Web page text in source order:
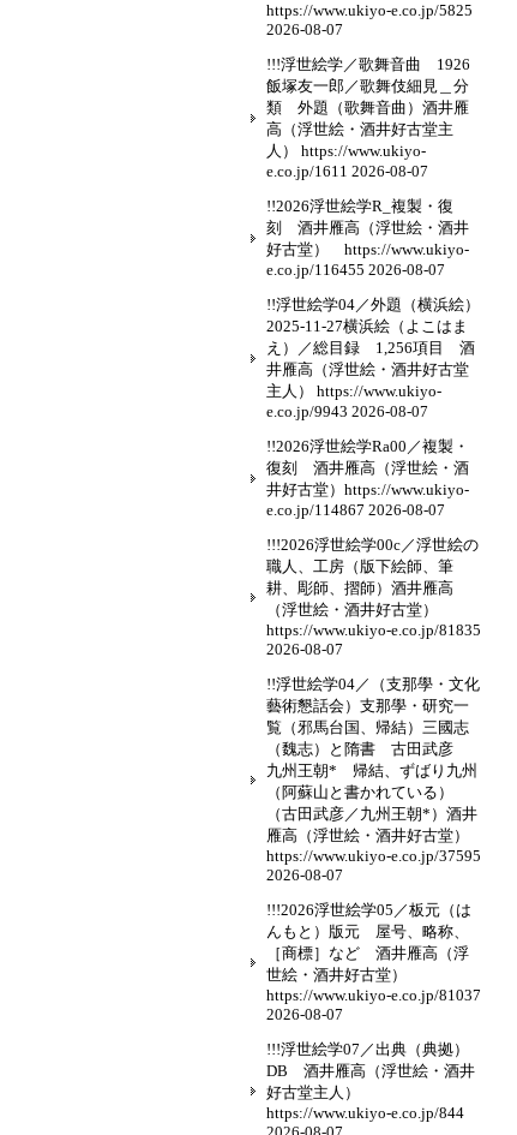
https://www.ukiyo-e.co.jp/5825
2026-08-07
!!!浮世絵学／歌舞音曲 1926
飯塚友一郎／歌舞伎細見＿分
類 外題（歌舞音曲）酒井雁
高（浮世絵・酒井好古堂主
人） https://www.ukiyo-
e.co.jp/1611 2026-08-07
!!2026浮世絵学R_複製・復
刻 酒井雁高（浮世絵・酒井
好古堂） https://www.ukiyo-
e.co.jp/116455 2026-08-07
!!浮世絵学04／外題（横浜絵）
2025-11-27横浜絵（よこはま
え）／総目録 1,256項目 酒
井雁高（浮世絵・酒井好古堂
主人） https://www.ukiyo-
e.co.jp/9943 2026-08-07
!!2026浮世絵学Ra00／複製・
復刻 酒井雁高（浮世絵・酒
井好古堂）https://www.ukiyo-
e.co.jp/114867 2026-08-07
!!!2026浮世絵学00c／浮世絵の
職人、工房（版下絵師、筆
耕、彫師、摺師）酒井雁高
（浮世絵・酒井好古堂）
https://www.ukiyo-e.co.jp/81835
2026-08-07
!!浮世絵学04／（支那學・文化
藝術懇話会）支那學・研究一
覧（邪馬台国、帰結）三國志
（魏志）と隋書 古田武彦
九州王朝* 帰結、ずばり九州
（阿蘇山と書かれている）
（古田武彦／九州王朝*）酒井
雁高（浮世絵・酒井好古堂）
https://www.ukiyo-e.co.jp/37595
2026-08-07
!!!2026浮世絵学05／板元（は
んもと）版元 屋号、略称、
［商標］など 酒井雁高（浮
世絵・酒井好古堂）
https://www.ukiyo-e.co.jp/81037
2026-08-07
!!!浮世絵学07／出典（典拠）
DB 酒井雁高（浮世絵・酒井
好古堂主人）
https://www.ukiyo-e.co.jp/844